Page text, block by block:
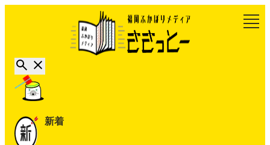
新着